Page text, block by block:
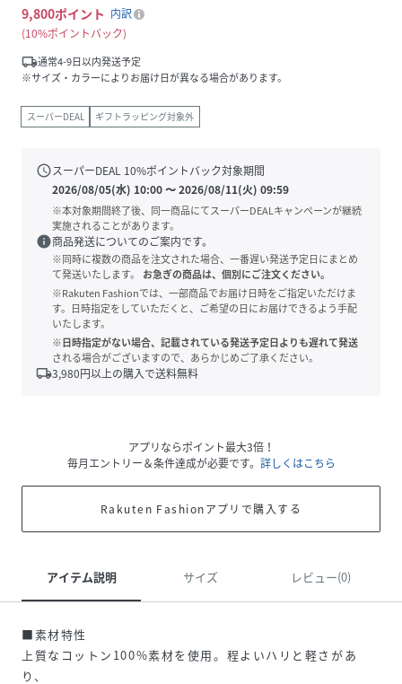
9,800ポイント 内訳
10%ポイントバック
local_shipping通常4-9日以内発送予定
※サイズ・カラーによりお届け日が異なる場合があります。
スーパーDEAL ギフトラッピング対象外
scheduleスーパーDEAL 10%ポイントバック対象期間
2026/08/05(水) 10:00〜2026/08/11(火) 09:59
※本対象期間終了後、同一商品にてスーパーDEALキャンペーンが継続
実施されることがあります。
info商品発送についてのご案内です。
※同時に複数の商品を注文された場合、一番遅い発送予定日にまとめ
て発送いたします。
お急ぎの商品は、個別にご注文ください。
※Rakuten Fashionでは、一部商品でお届け日時をご指定いただけま
す。日時指定をしていただくと、ご希望の日にお届けできるよう手配
いたします。
※日時指定がない場合、記載されている発送予定日よりも遅れて発送
される場合がございますので、あらかじめご了承ください。
local_shipping3,980円以上の購入で送料無料
アプリならポイント最大3倍！
毎月エントリー＆条件達成が必要です。 詳しくはこちら
Rakuten Fashionアプリで購入する
アイテム説明 サイズ レビュー(0)
■素材特性
上質なコットン100%素材を使用。程よいハリと軽さがあ
り、